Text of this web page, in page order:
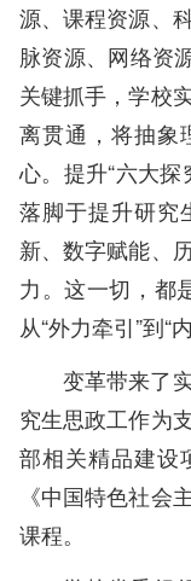
源、课程资源、
脉资源、网络资
关键抓手，学校
离贯通，将抽象
心。提升“六大
落脚于提升研究
新、数字赋能、
力。这一切，都
从“外力牵引”到“
变革带来了
究生思政工作为
部相关精品建设
《中国特色社会
课程。